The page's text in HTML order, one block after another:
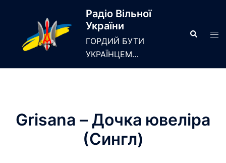
Радіо Вільної
України
ГОРДИЙ БУТИ
УКРАЇНЦЕМ…
Search
Grisana – Дочка ювеліра
(Сингл)